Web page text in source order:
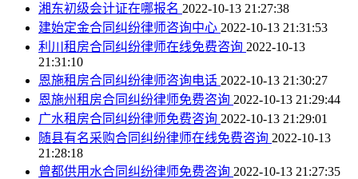
湘东初级会计证在哪报名 2022-10-13 21:27:38
建始定金合同纠纷律师咨询中心 2022-10-13 21:31:53
利川租房合同纠纷律师在线免费咨询 2022-10-13
21:31:10
恩施租房合同纠纷律师咨询电话 2022-10-13 21:30:27
恩施州租房合同纠纷律师免费咨询 2022-10-13 21:29:44
广水租房合同纠纷律师免费咨询 2022-10-13 21:29:01
随县有名采购合同纠纷律师在线免费咨询 2022-10-13
21:28:18
曾都供用水合同纠纷律师免费咨询 2022-10-13 21:27:35